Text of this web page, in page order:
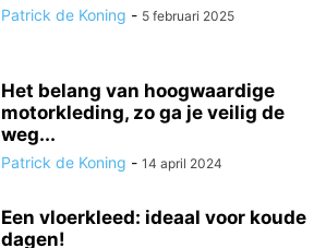
Patrick de Koning - 5 februari 2025
Het belang van hoogwaardige
motorkleding, zo ga je veilig de
weg...
Patrick de Koning - 14 april 2024
Een vloerkleed: ideaal voor koude
dagen!